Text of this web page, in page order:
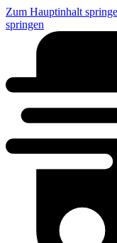
Zum Hauptinhalt
springen